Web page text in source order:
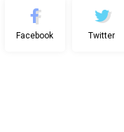
Facebook Twitter